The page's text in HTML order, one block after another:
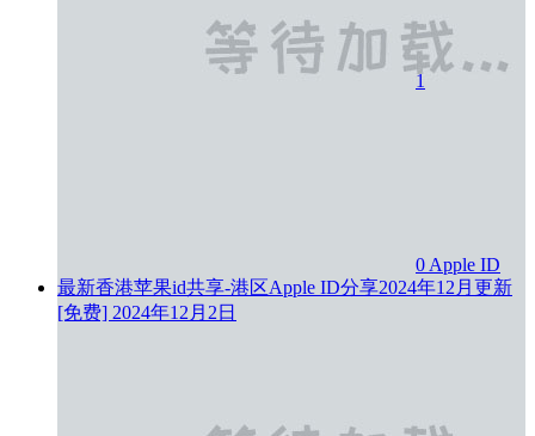
1
0 Apple ID
最新香港苹果id共享-港区Apple ID分享2024年12月更新
[免费] 2024年12月2日